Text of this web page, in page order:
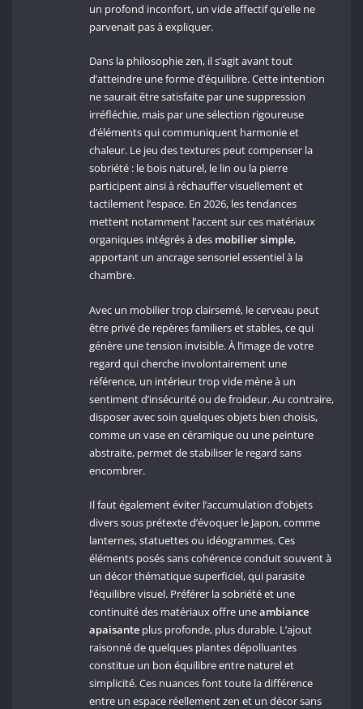
un profond inconfort, un vide affectif qu’elle ne
parvenait pas à expliquer.
Dans la philosophie zen, il s’agit avant tout
d’atteindre une forme d’équilibre. Cette intention
ne saurait être satisfaite par une suppression
irréfléchie, mais par une sélection rigoureuse
d’éléments qui communiquent harmonie et
chaleur. Le jeu des textures peut compenser la
sobriété : le bois naturel, le lin ou la pierre
participent ainsi à réchauffer visuellement et
tactilement l’espace. En 2026, les tendances
mettent notamment l’accent sur ces matériaux
organiques intégrés à des mobilier simple,
apportant un ancrage sensoriel essentiel à la
chambre.
Avec un mobilier trop clairsemé, le cerveau peut
être privé de repères familiers et stables, ce qui
génère une tension invisible. À l’image de votre
regard qui cherche involontairement une
référence, un intérieur trop vide mène à un
sentiment d’insécurité ou de froideur. Au contraire,
disposer avec soin quelques objets bien choisis,
comme un vase en céramique ou une peinture
abstraite, permet de stabiliser le regard sans
encombrer.
Il faut également éviter l’accumulation d’objets
divers sous prétexte d’évoquer le Japon, comme
lanternes, statuettes ou idéogrammes. Ces
éléments posés sans cohérence conduit souvent à
un décor thématique superficiel, qui parasite
l’équilibre visuel. Préférer la sobriété et une
continuité des matériaux offre uneambiance
apaisante plus profonde, plus durable. L’ajout
raisonné de quelques plantes dépolluantes
constitue un bon équilibre entre naturel et
simplicité. Ces nuances font toute la différence
entre un espace réellement zen et un décor sans